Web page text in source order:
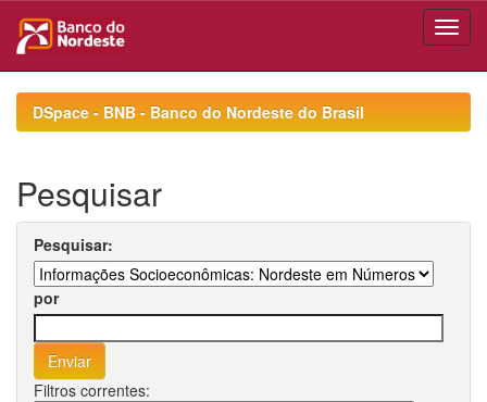
navigationDSpace - BNB - Banco do Nordeste do Brasil
Pesquisar
Pesquisar:
por
Filtros correntes: